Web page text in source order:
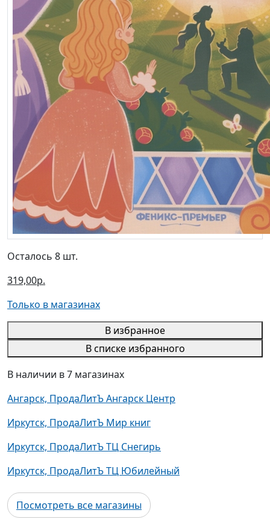
Осталось 8 шт.
319,00р.
Только в магазинах
В избранное
В списке избранного
В наличии в 7 магазинах
Ангарск, ПродаЛитЪ Ангарск Центр
Иркутск, ПродаЛитЪ Мир книг
Иркутск, ПродаЛитЪ ТЦ Снегирь
Иркутск, ПродаЛитЪ ТЦ Юбилейный
Посмотреть все магазины